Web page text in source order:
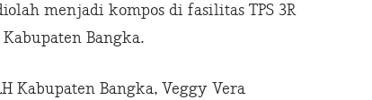
menjadi kompos di fasilitas TPS 3R
Bangka.
Kabupaten Bangka, Veggy Vera